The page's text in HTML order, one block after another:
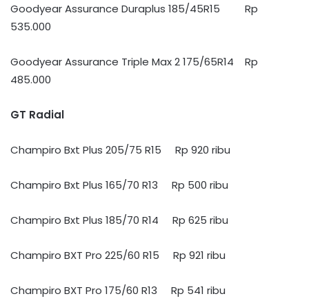
Goodyear Assurance Duraplus 185/45R15 Rp
535.000
Goodyear Assurance Triple Max 2 175/65R14 Rp
485.000
GT Radial
Champiro Bxt Plus 205/75 R15 Rp 920 ribu
Champiro Bxt Plus 165/70 R13 Rp 500 ribu
Champiro Bxt Plus 185/70 R14 Rp 625 ribu
Champiro BXT Pro 225/60 R15 Rp 921 ribu
Champiro BXT Pro 175/60 R13 Rp 541 ribu